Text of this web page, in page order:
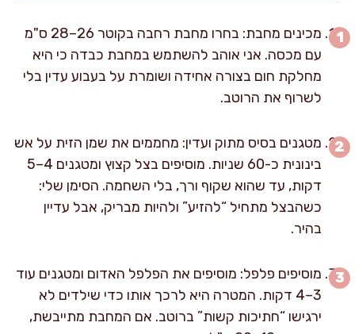
מכינים מחבת: בחרו מחבת רחבה בקוטר 26–28 ס"מ
עם מכסה. אני אוהב להשתמש במחבת כבדה כי היא
מחלקת חום בצורה אחידה ושומרת על בעבוע עדין בלי
לשרוף את הרוטב.
מטגנים בסיס מתוק ועדין: מחממים את שמן הזית על אש
בינונית כ-60 שניות. מוסיפים בצל קצוץ ומטגנים 4–5
דקות, עד שהוא שקוף ורך, בלי השחמה. הסימן שלי:
כשהבצל מתחיל “להזיע” ולהיות מבריק, אבל עדיין
בהיר.
מוסיפים פלפל: מוסיפים את הפלפל האדום ומטגנים עוד
3–4 דקות. המטרה היא לרכך אותו כדי שילדים לא
ירגישו “חתיכות קשות” ברוטב. אם המחבת מתייבשת,